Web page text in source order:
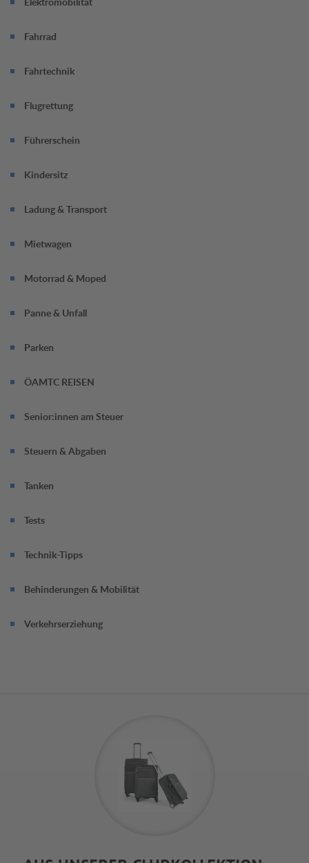
Fahrrad
Fahrtechnik
Flugrettung
Führerschein
Kindersitz
Ladung & Transport
Mietwagen
Motorrad & Moped
Panne & Unfall
Parken
ÖAMTC REISEN
Senior:innen am Steuer
Steuern & Abgaben
Tanken
Tests
Technik-Tipps
Behinderungen & Mobilität
Verkehrserziehung